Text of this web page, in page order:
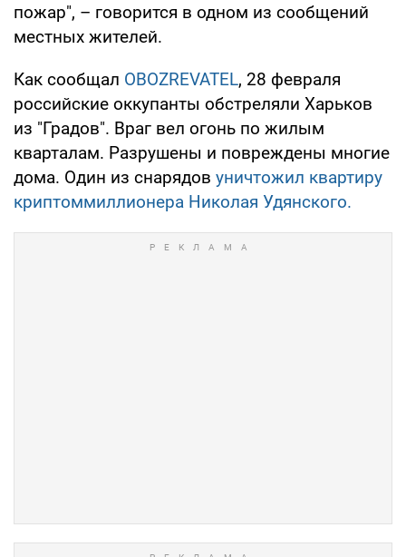
пожар", – говорится в одном из сообщений
местных жителей.
Как сообщал OBOZREVATEL, 28 февраля
российские оккупанты обстреляли Харьков
из "Градов". Враг вел огонь по жилым
кварталам. Разрушены и повреждены многие
дома. Один из снарядов уничтожил квартиру
криптоммиллионера Николая Удянского.